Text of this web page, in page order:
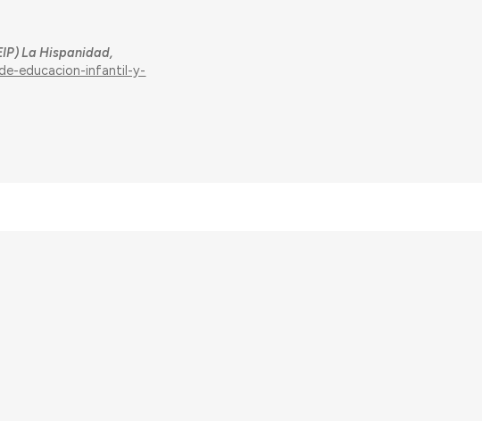
La Hispanidad,
educacion-infantil-y-